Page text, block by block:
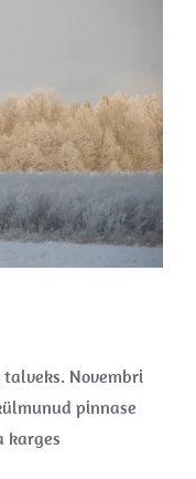
Novembri
pinnase
karges